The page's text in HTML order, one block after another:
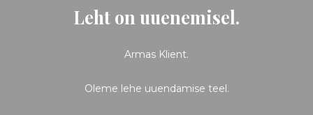
Leht on uuenemisel.
Armas Klient.
Oleme lehe uuendamise teel.